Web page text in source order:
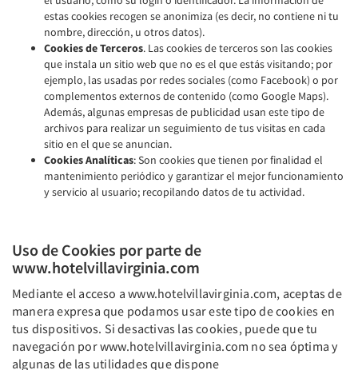
estas cookies recogen se anonimiza (es decir, no contiene ni tu
nombre, dirección, u otros datos).
Cookies de Terceros. Las cookies de terceros son las cookies
que instala un sitio web que no es el que estás visitando; por
ejemplo, las usadas por redes sociales (como Facebook) o por
complementos externos de contenido (como Google Maps).
Además, algunas empresas de publicidad usan este tipo de
archivos para realizar un seguimiento de tus visitas en cada
sitio en el que se anuncian.
Cookies Analíticas: Son cookies que tienen por finalidad el
mantenimiento periódico y garantizar el mejor funcionamiento
y servicio al usuario; recopilando datos de tu actividad.
Uso de Cookies por parte de
www.hotelvillavirginia.com
Mediante el acceso a www.hotelvillavirginia.com, aceptas de
manera expresa que podamos usar este tipo de cookies en
tus dispositivos. Si desactivas las cookies, puede que tu
navegación por www.hotelvillavirginia.com no sea óptima y
algunas de las utilidades que dispone